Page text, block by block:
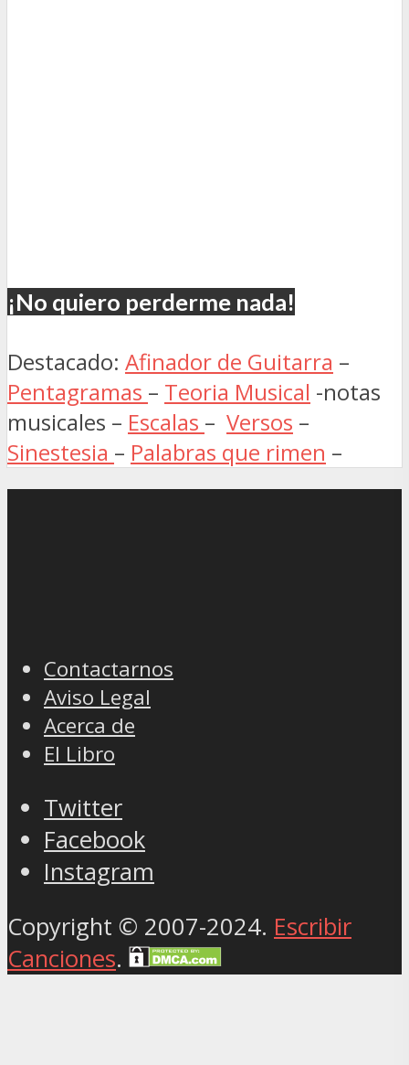
¡No quiero perderme nada!
Destacado: Afinador de Guitarra –
Pentagramas – Teoria Musical -notas
musicales – Escalas – Versos –
Sinestesia – Palabras que rimen –
Contactarnos
Aviso Legal
Acerca de
El Libro
Twitter
Facebook
Instagram
Copyright © 2007-2024. Escribir
Canciones.